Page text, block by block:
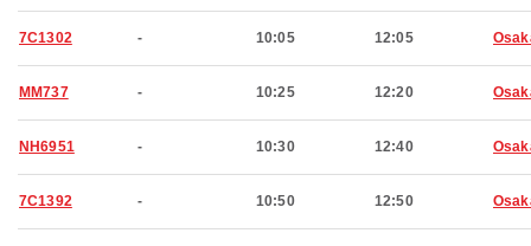
7C1302 - 10:05 12:05
MM737 - 10:25 12:20
NH6951 - 10:30 12:40
7C1392 - 10:50 12:50